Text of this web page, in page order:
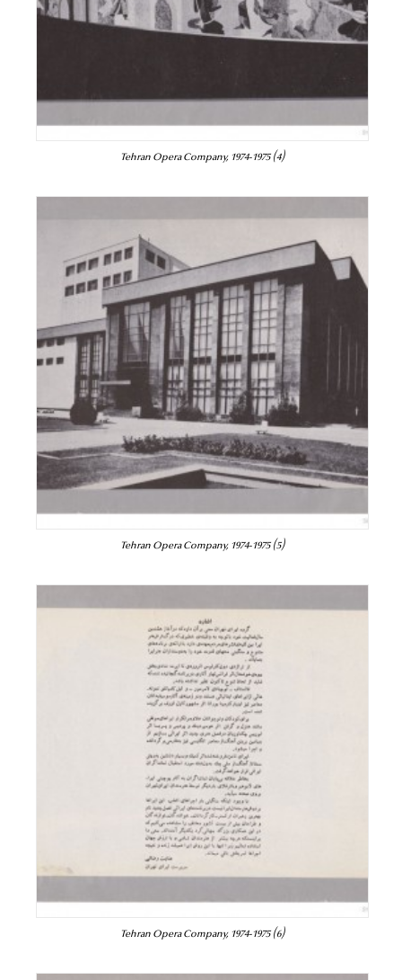
Tehran Opera Company, 1974-1975 (4)
Tehran Opera Company, 1974-1975 (5)
Tehran Opera Company, 1974-1975 (6)